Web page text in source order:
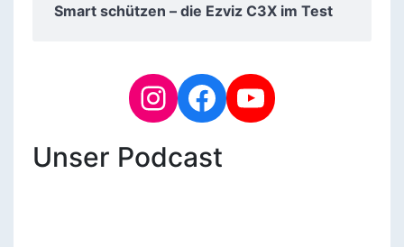
Smart schützen – die Ezviz C3X im Test
Unser Podcast